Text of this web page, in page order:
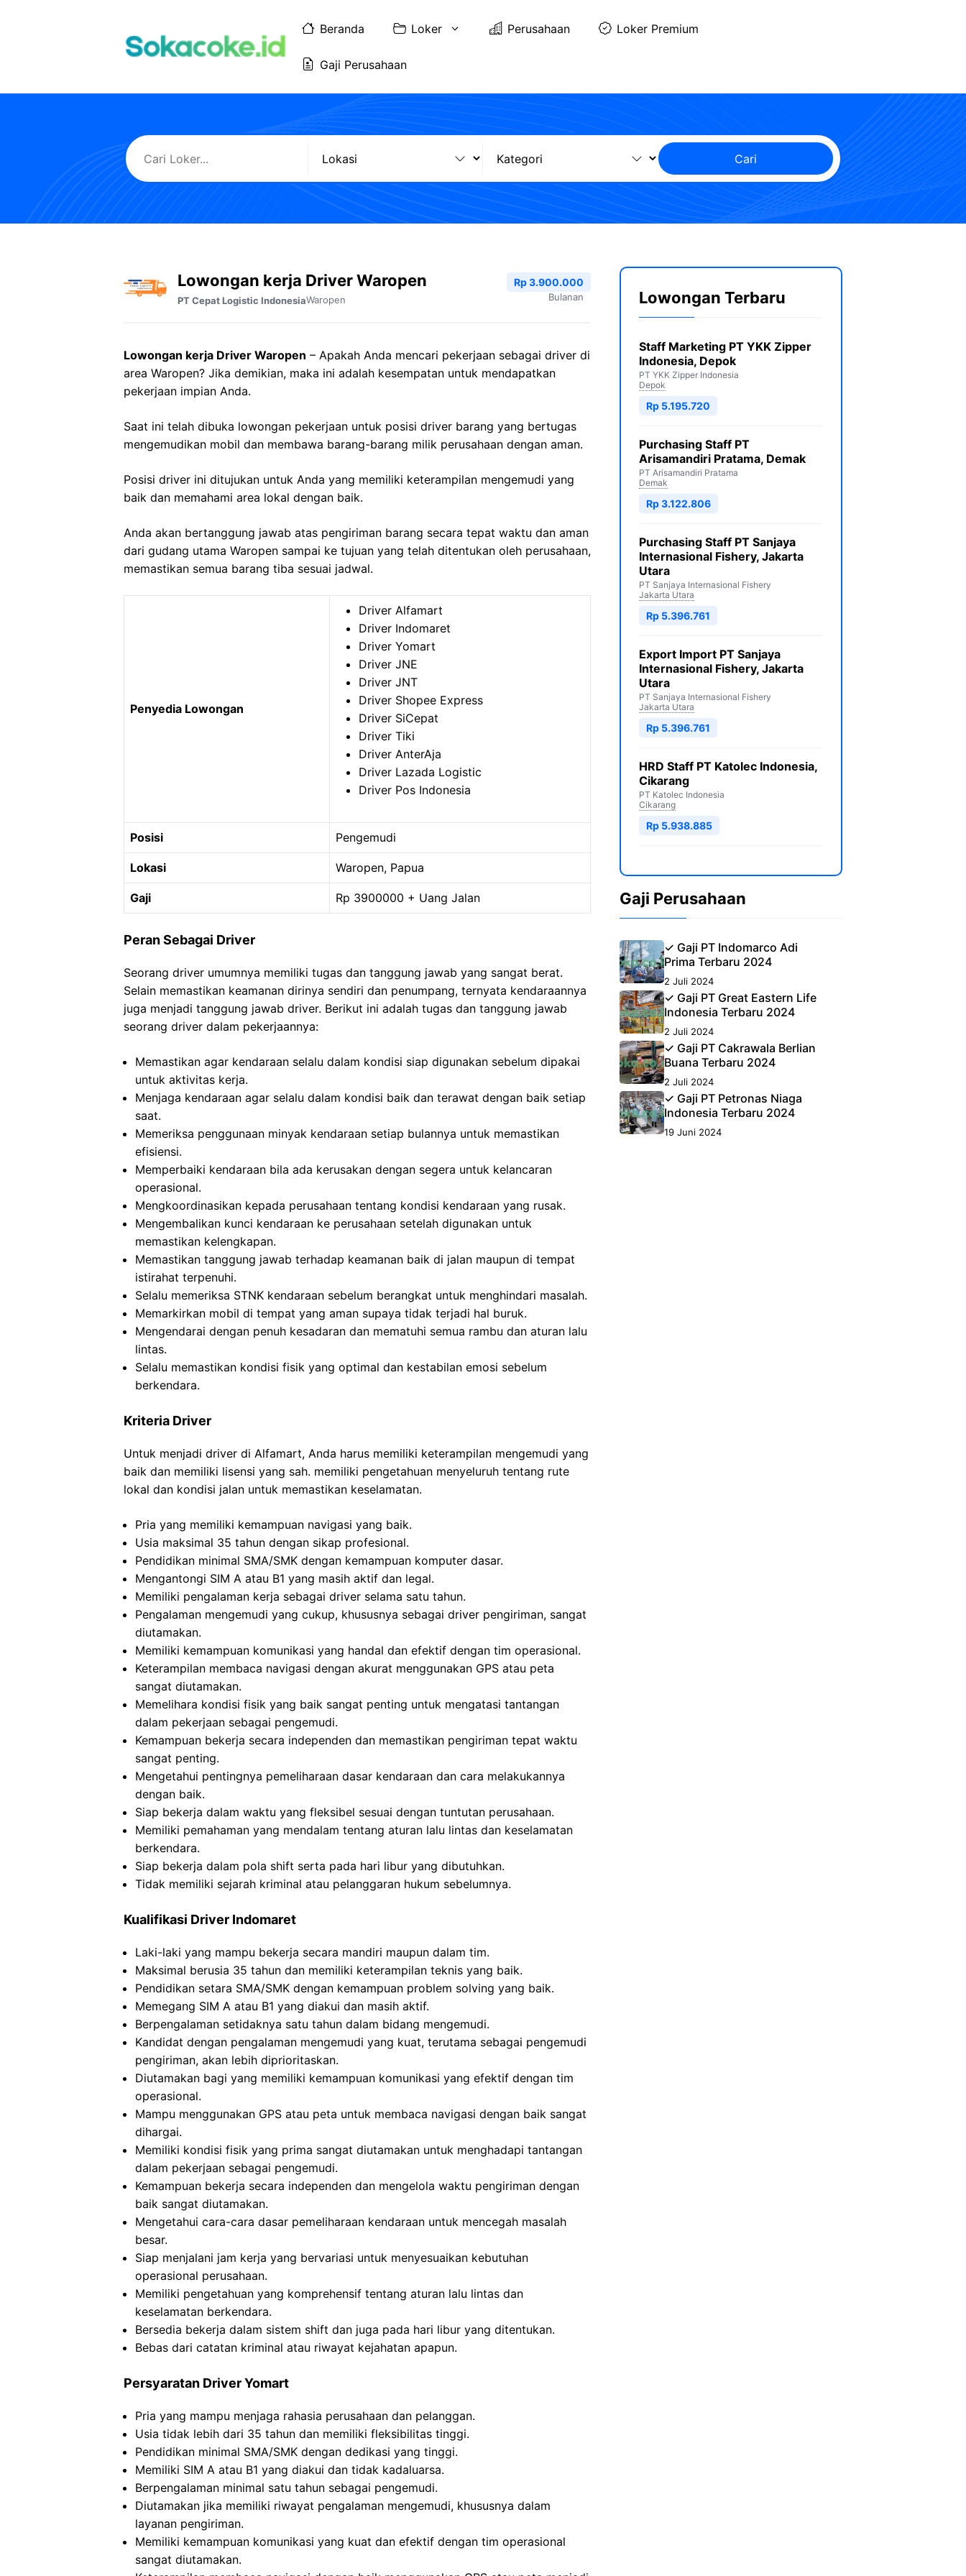
Beranda Loker Perusahaan Loker Premium
Gaji Perusahaan
Cari
Lowongan kerja Driver Waropen
PT Cepat Logistic IndonesiaWaropen
Rp 3.900.000
Bulanan
Lowongan kerja Driver Waropen – Apakah Anda mencari pekerjaan sebagai driver di
area Waropen? Jika demikian, maka ini adalah kesempatan untuk mendapatkan
pekerjaan impian Anda.
Saat ini telah dibuka lowongan pekerjaan untuk posisi driver barang yang bertugas
mengemudikan mobil dan membawa barang-barang milik perusahaan dengan aman.
Posisi driver ini ditujukan untuk Anda yang memiliki keterampilan mengemudi yang
baik dan memahami area lokal dengan baik.
Anda akan bertanggung jawab atas pengiriman barang secara tepat waktu dan aman
dari gudang utama Waropen sampai ke tujuan yang telah ditentukan oleh perusahaan,
memastikan semua barang tiba sesuai jadwal.
Penyedia Lowongan
Driver Alfamart
Driver Indomaret
Driver Yomart
Driver JNE
Driver JNT
Driver Shopee Express
Driver SiCepat
Driver Tiki
Driver AnterAja
Driver Lazada Logistic
Driver Pos Indonesia
Posisi Pengemudi
Lokasi Waropen, Papua
Gaji Rp 3900000 + Uang Jalan
Peran Sebagai Driver
Seorang driver umumnya memiliki tugas dan tanggung jawab yang sangat berat.
Selain memastikan keamanan dirinya sendiri dan penumpang, ternyata kendaraannya
juga menjadi tanggung jawab driver. Berikut ini adalah tugas dan tanggung jawab
seorang driver dalam pekerjaannya:
Memastikan agar kendaraan selalu dalam kondisi siap digunakan sebelum dipakai
untuk aktivitas kerja.
Menjaga kendaraan agar selalu dalam kondisi baik dan terawat dengan baik setiap
saat.
Memeriksa penggunaan minyak kendaraan setiap bulannya untuk memastikan
efisiensi.
Memperbaiki kendaraan bila ada kerusakan dengan segera untuk kelancaran
operasional.
Mengkoordinasikan kepada perusahaan tentang kondisi kendaraan yang rusak.
Mengembalikan kunci kendaraan ke perusahaan setelah digunakan untuk
memastikan kelengkapan.
Memastikan tanggung jawab terhadap keamanan baik di jalan maupun di tempat
istirahat terpenuhi.
Selalu memeriksa STNK kendaraan sebelum berangkat untuk menghindari masalah.
Memarkirkan mobil di tempat yang aman supaya tidak terjadi hal buruk.
Mengendarai dengan penuh kesadaran dan mematuhi semua rambu dan aturan lalu
lintas.
Selalu memastikan kondisi fisik yang optimal dan kestabilan emosi sebelum
berkendara.
Kriteria Driver
Untuk menjadi driver di Alfamart, Anda harus memiliki keterampilan mengemudi yang
baik dan memiliki lisensi yang sah. memiliki pengetahuan menyeluruh tentang rute
lokal dan kondisi jalan untuk memastikan keselamatan.
Pria yang memiliki kemampuan navigasi yang baik.
Usia maksimal 35 tahun dengan sikap profesional.
Pendidikan minimal SMA/SMK dengan kemampuan komputer dasar.
Mengantongi SIM A atau B1 yang masih aktif dan legal.
Memiliki pengalaman kerja sebagai driver selama satu tahun.
Pengalaman mengemudi yang cukup, khususnya sebagai driver pengiriman, sangat
diutamakan.
Memiliki kemampuan komunikasi yang handal dan efektif dengan tim operasional.
Keterampilan membaca navigasi dengan akurat menggunakan GPS atau peta
sangat diutamakan.
Memelihara kondisi fisik yang baik sangat penting untuk mengatasi tantangan
dalam pekerjaan sebagai pengemudi.
Kemampuan bekerja secara independen dan memastikan pengiriman tepat waktu
sangat penting.
Mengetahui pentingnya pemeliharaan dasar kendaraan dan cara melakukannya
dengan baik.
Siap bekerja dalam waktu yang fleksibel sesuai dengan tuntutan perusahaan.
Memiliki pemahaman yang mendalam tentang aturan lalu lintas dan keselamatan
berkendara.
Siap bekerja dalam pola shift serta pada hari libur yang dibutuhkan.
Tidak memiliki sejarah kriminal atau pelanggaran hukum sebelumnya.
Kualifikasi Driver Indomaret
Laki-laki yang mampu bekerja secara mandiri maupun dalam tim.
Maksimal berusia 35 tahun dan memiliki keterampilan teknis yang baik.
Pendidikan setara SMA/SMK dengan kemampuan problem solving yang baik.
Memegang SIM A atau B1 yang diakui dan masih aktif.
Berpengalaman setidaknya satu tahun dalam bidang mengemudi.
Kandidat dengan pengalaman mengemudi yang kuat, terutama sebagai pengemudi
pengiriman, akan lebih diprioritaskan.
Diutamakan bagi yang memiliki kemampuan komunikasi yang efektif dengan tim
operasional.
Mampu menggunakan GPS atau peta untuk membaca navigasi dengan baik sangat
dihargai.
Memiliki kondisi fisik yang prima sangat diutamakan untuk menghadapi tantangan
dalam pekerjaan sebagai pengemudi.
Kemampuan bekerja secara independen dan mengelola waktu pengiriman dengan
baik sangat diutamakan.
Mengetahui cara-cara dasar pemeliharaan kendaraan untuk mencegah masalah
besar.
Siap menjalani jam kerja yang bervariasi untuk menyesuaikan kebutuhan
operasional perusahaan.
Memiliki pengetahuan yang komprehensif tentang aturan lalu lintas dan
keselamatan berkendara.
Bersedia bekerja dalam sistem shift dan juga pada hari libur yang ditentukan.
Bebas dari catatan kriminal atau riwayat kejahatan apapun.
Persyaratan Driver Yomart
Pria yang mampu menjaga rahasia perusahaan dan pelanggan.
Usia tidak lebih dari 35 tahun dan memiliki fleksibilitas tinggi.
Pendidikan minimal SMA/SMK dengan dedikasi yang tinggi.
Memiliki SIM A atau B1 yang diakui dan tidak kadaluarsa.
Berpengalaman minimal satu tahun sebagai pengemudi.
Diutamakan jika memiliki riwayat pengalaman mengemudi, khususnya dalam
layanan pengiriman.
Memiliki kemampuan komunikasi yang kuat dan efektif dengan tim operasional
sangat diutamakan.
Lowongan Terbaru
Staff Marketing PT YKK Zipper
Indonesia, Depok
PT YKK Zipper Indonesia
Depok
Rp 5.195.720
Purchasing Staff PT
Arisamandiri Pratama, Demak
PT Arisamandiri Pratama
Demak
Rp 3.122.806
Purchasing Staff PT Sanjaya
Internasional Fishery, Jakarta
Utara
PT Sanjaya Internasional Fishery
Jakarta Utara
Rp 5.396.761
Export Import PT Sanjaya
Internasional Fishery, Jakarta
Utara
PT Sanjaya Internasional Fishery
Jakarta Utara
Rp 5.396.761
HRD Staff PT Katolec Indonesia,
Cikarang
PT Katolec Indonesia
Cikarang
Rp 5.938.885
Gaji Perusahaan
✓ Gaji PT Indomarco Adi
Prima Terbaru 2024
2 Juli 2024
✓ Gaji PT Great Eastern Life
Indonesia Terbaru 2024
2 Juli 2024
✓ Gaji PT Cakrawala Berlian
Buana Terbaru 2024
2 Juli 2024
✓ Gaji PT Petronas Niaga
Indonesia Terbaru 2024
19 Juni 2024